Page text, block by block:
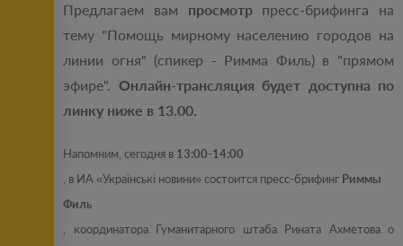
Предлагаем вам просмотр пресс-брифинга на
тему "Помощь мирному населению городов на
линии огня" (спикер - Римма Филь) в "прямом
эфире". Онлайн-трансляция будет доступна по
линку ниже в 13.00.
Напомним, сегодня в 13:00-14:00
, в ИА «Українські новини» состоится пресс-брифинг Риммы
Филь
, координатора Гуманитарного штаба Рината Ахметова о